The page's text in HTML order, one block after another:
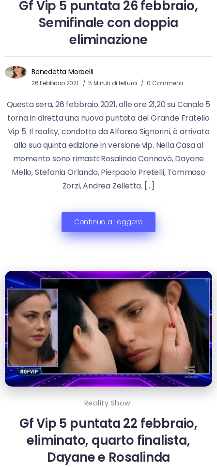
Gf Vip 5 puntata 26 febbraio,
Semifinale con doppia
eliminazione
Benedetta Morbelli
26 Febbraio 2021 5 Minuti di lettura 0 Commenti
Questa sera, 26 febbraio 2021, alle ore 21,20 su Canale 5
torna in diretta una nuova puntata del Grande Fratello
Vip 5. Il reality, condotto da Alfonso Signorini, è arrivato
alla sua quinta edizione in versione vip. Nella Casa al
momento sono rimasti: Rosalinda Cannavò, Dayane
Mello, Stefania Orlando, Pierpaolo Pretelli, Tommaso
Zorzi, Andrea Zelletta. […]
Continua a Leggere
Reality Show
Gf Vip 5 puntata 22 febbraio,
eliminato, quarto finalista,
Dayane e Rosalinda